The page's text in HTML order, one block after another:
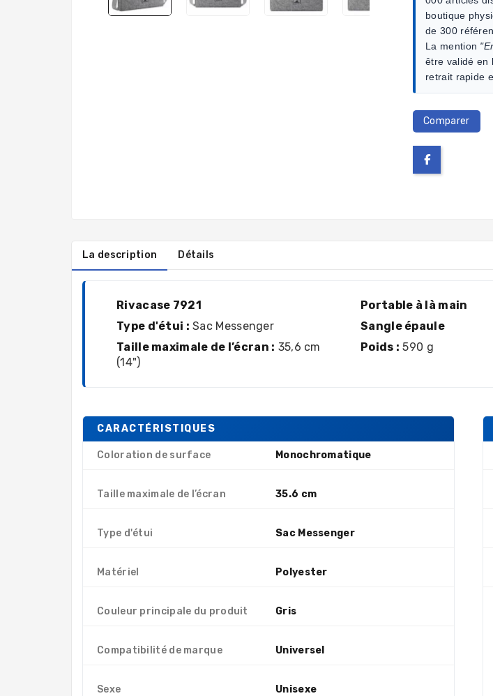
boutique
de 300
La mention
être validé en
retrait rapide
Comparer
La description Détails
Rivacase 7921
Type d'étui : Sac Messenger
Taille maximale de l’écran : 35,6 cm
(14")
Portable à là main
Sangle épaule
Poids : 590 g
CARACTÉRISTIQUES
Coloration de surface Monochromatique
Taille maximale de l’écran 35.6 cm
Type d'étui Sac Messenger
Matériel Polyester
Couleur principale du produit Gris
Compatibilité de marque Universel
Sexe Unisexe